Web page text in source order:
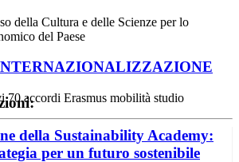
della Cultura e delle Scienze per lo
del Paese
70 accordi Erasmus mobilità studio
della Sustainability Academy:
per un futuro sostenibile